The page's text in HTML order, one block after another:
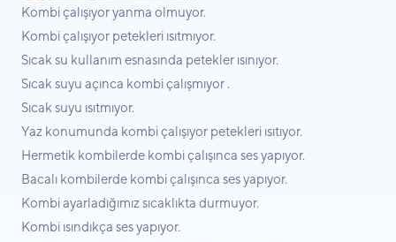
Kombi çalışıyor yanma olmuyor.
Kombi çalışıyor petekleri ısıtmıyor.
Sıcak su kullanım esnasında petekler ısınıyor.
Sıcak suyu açınca kombi çalışmıyor .
Sıcak suyu ısıtmıyor.
Yaz konumunda kombi çalışıyor petekleri ısıtıyor.
Hermetik kombilerde kombi çalışınca ses yapıyor.
Bacalı kombilerde kombi çalışınca ses yapıyor.
Kombi ayarladığımız sıcaklıkta durmuyor.
Kombi ısındıkça ses yapıyor.